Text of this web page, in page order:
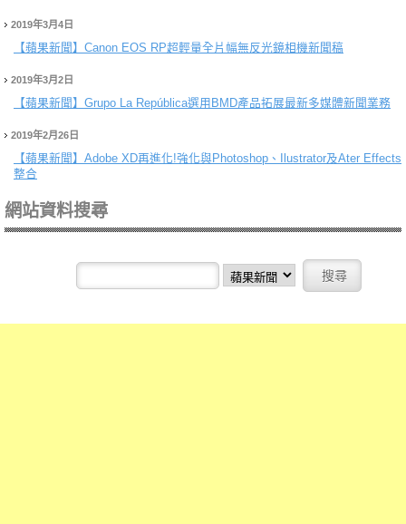
2019年3月4日
【蘋果新聞】 Canon EOS RP超輕量全片幅無反光鏡相機新聞稿
2019年3月2日
【蘋果新聞】 Grupo La República選用BMD產品拓展最新多媒體新聞業務
2019年2月26日
【蘋果新聞】 Adobe XD再進化!強化與Photoshop、Ilustrator及Ater Effects
整合
網站資料搜尋